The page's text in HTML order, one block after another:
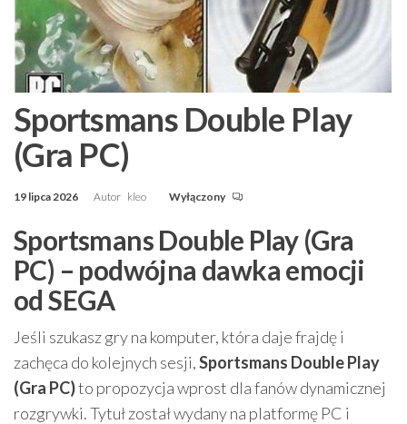
Sportsmans Double Play
(Gra PC)
19 lipca 2026 Autor kleo Wyłączony
Sportsmans Double Play (Gra
PC) – podwójna dawka emocji
od SEGA
Jeśli szukasz gry na komputer, która daje frajdę i
zachęca do kolejnych sesji,Sportsmans Double Play
(Gra PC)to propozycja wprost dla fanów dynamicznej
rozgrywki. Tytuł został wydany na platformę PC i